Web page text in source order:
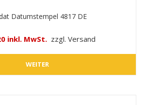
Datumstempel 4817 DE
inkl. MwSt. zzgl. Versand
WEITER